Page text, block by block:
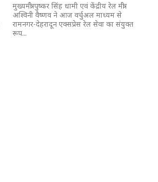
मुख्यमंत्री पुष्कर सिंह धामी एवं केंद्रीय रेल मंत्री
अश्विनी वैष्णव ने आज वर्चुअल माध्यम से
रामनगर-देहरादून एक्सप्रेस रेल सेवा का संयुक्त
रूप...